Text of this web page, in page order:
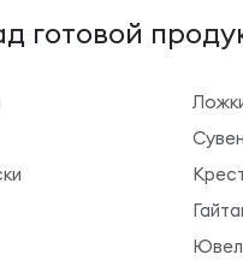
готовой